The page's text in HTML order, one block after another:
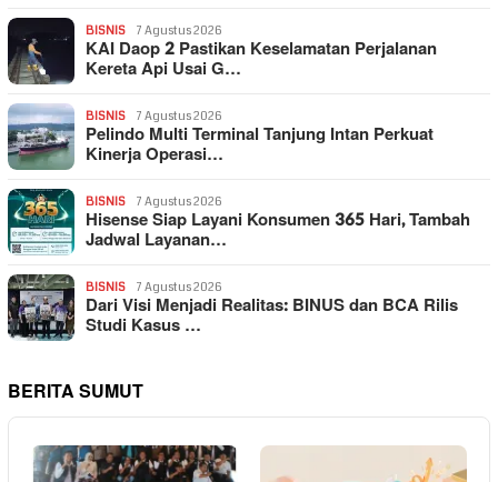
BISNIS 7 Agustus 2026
KAI Daop 2 Pastikan Keselamatan Perjalanan
Kereta Api Usai G…
BISNIS 7 Agustus 2026
Pelindo Multi Terminal Tanjung Intan Perkuat
Kinerja Operasi…
BISNIS 7 Agustus 2026
Hisense Siap Layani Konsumen 365 Hari, Tambah
Jadwal Layanan…
BISNIS 7 Agustus 2026
Dari Visi Menjadi Realitas: BINUS dan BCA Rilis
Studi Kasus …
BERITA SUMUT